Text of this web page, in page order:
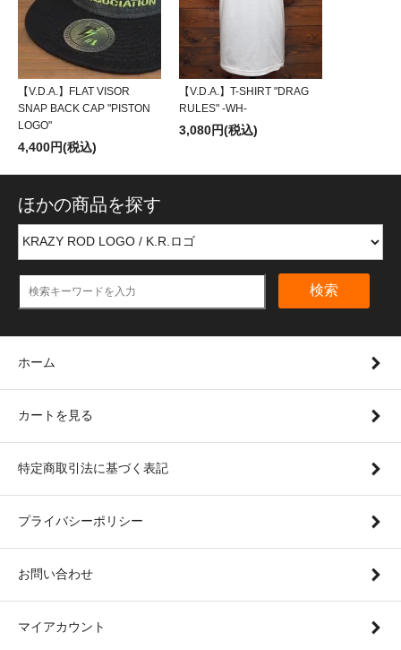
【V.D.A.】FLAT VISOR
SNAP BACK CAP "PISTON
LOGO"
4,400円(税込)
【V.D.A.】T-SHIRT "DRAG
RULES" -WH-
3,080円(税込)
ほかの商品を探す
検索
ホーム
カートを見る
特定商取引法に基づく表記
プライバシーポリシー
お問い合わせ
マイアカウント